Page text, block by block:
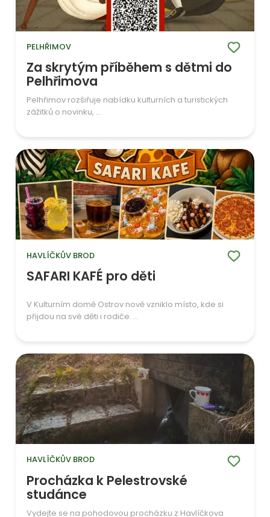
PELHŘIMOV
Za skrytým příběhem s dětmi do
Pelhřimova
Pelhřimov rozšiřuje nabídku kulturních a turistických
zážitků o novinku, ...
HAVLÍČKŮV BROD
SAFARI KAFÉ pro děti
V Kulturním domě Ostrov nově vzniklo místo, kde si
přijdou na své děti i rodiče. ...
HAVLÍČKŮV BROD
Procházka k Pelestrovské
studánce
Vydejte se na pohodovou procházku z Havlíčkova